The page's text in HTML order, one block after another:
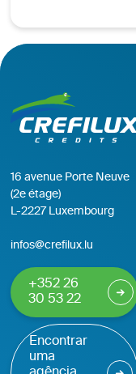
16 avenue Porte Neuve
(2e étage)
L-2227 Luxembourg
infos@crefilux.lu
+352 26
30 53 22
Encontrar
uma